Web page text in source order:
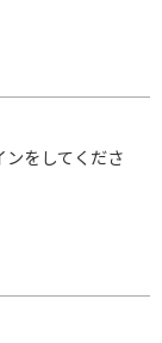
ンをしてくださ